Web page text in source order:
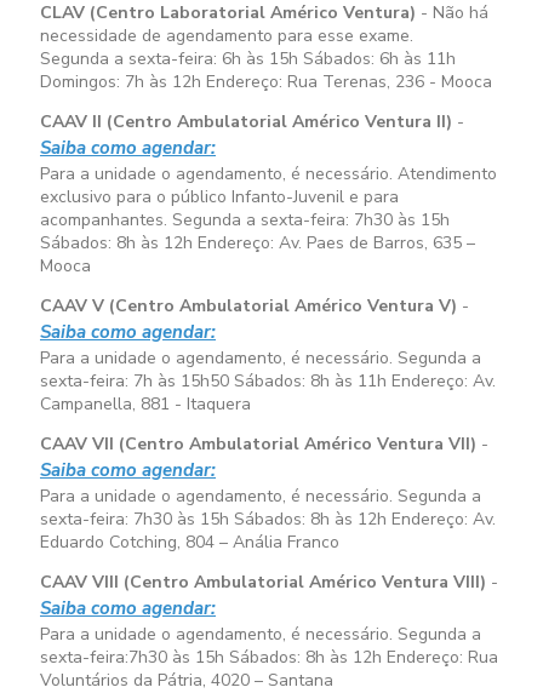
CLAV (Centro Laboratorial Américo Ventura) - Não há
necessidade de agendamento para esse exame.
Segunda a sexta-feira: 6h às 15h Sábados: 6h às 11h
Domingos: 7h às 12h Endereço: Rua Terenas, 236 - Mooca
CAAV II (Centro Ambulatorial Américo Ventura II) -
Saiba como agendar:
Para a unidade o agendamento, é necessário. Atendimento
exclusivo para o público Infanto-Juvenil e para
acompanhantes. Segunda a sexta-feira: 7h30 às 15h
Sábados: 8h às 12h Endereço: Av. Paes de Barros, 635 –
Mooca
CAAV V (Centro Ambulatorial Américo Ventura V) -
Saiba como agendar:
Para a unidade o agendamento, é necessário. Segunda a
sexta-feira: 7h às 15h50 Sábados: 8h às 11h Endereço: Av.
Campanella, 881 - Itaquera
CAAV VII (Centro Ambulatorial Américo Ventura VII) -
Saiba como agendar:
Para a unidade o agendamento, é necessário. Segunda a
sexta-feira: 7h30 às 15h Sábados: 8h às 12h Endereço: Av.
Eduardo Cotching, 804 – Anália Franco
CAAV VIII (Centro Ambulatorial Américo Ventura VIII) -
Saiba como agendar:
Para a unidade o agendamento, é necessário. Segunda a
sexta-feira:7h30 às 15h Sábados: 8h às 12h Endereço: Rua
Voluntários da Pátria, 4020 – Santana